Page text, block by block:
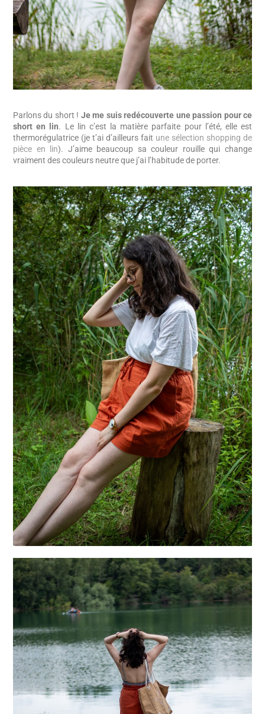
Parlons du short ! Je me suis redécouverte une passion pour ce
short en lin. Le lin c’est la matière parfaite pour l’été, elle est
thermorégulatrice (je t’ai d’ailleurs fait une sélection shopping de
pièce en lin). J’aime beaucoup sa couleur rouille qui change
vraiment des couleurs neutre que j’ai l’habitude de porter.